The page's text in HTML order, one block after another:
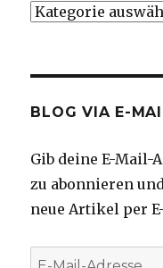
Kategorien
BLOG VIA E-
Gib deine E-Mail-
zu abonnieren
neue Artikel per
E-